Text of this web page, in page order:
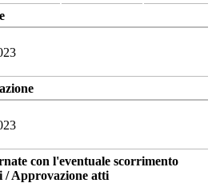
con l'eventuale scorrimento
/ Approvazione atti